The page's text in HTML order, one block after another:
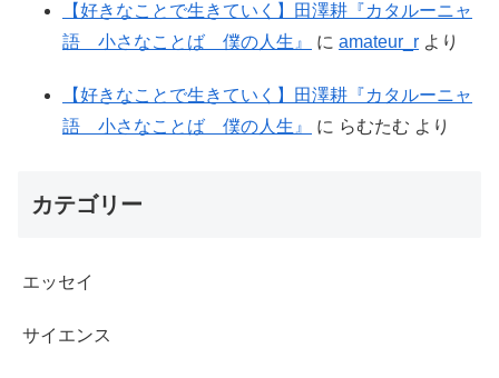
【好きなことで生きていく】田澤耕『カタルーニャ
語 小さなことば 僕の人生』
に amateur_r より
【好きなことで生きていく】田澤耕『カタルーニャ
語 小さなことば 僕の人生』
に らむたむ より
カテゴリー
エッセイ
サイエンス